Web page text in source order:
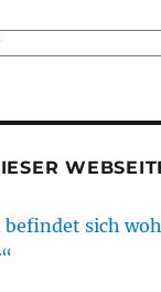
befindet sich